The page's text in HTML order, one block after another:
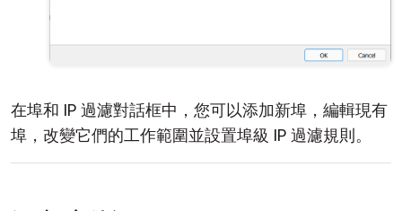
在埠和 IP 過濾對話框中，您可以添加新埠，編輯現有
埠，改變它們的工作範圍並設置埠級 IP 過濾規則。